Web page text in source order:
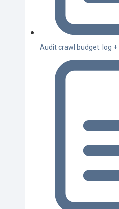
Audit crawl budget: log